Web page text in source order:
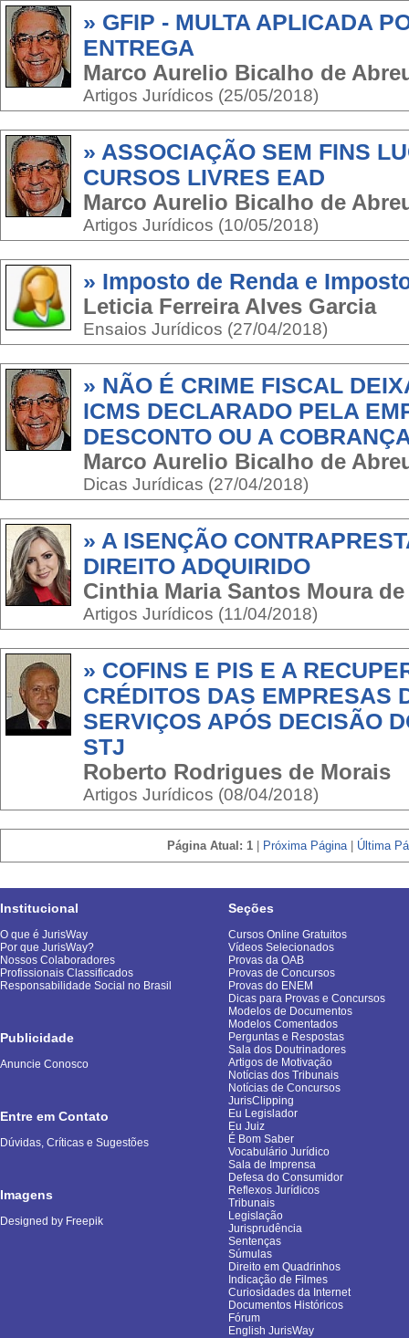
» GFIP - MULTA APLICADA
ENTREGA
Marco Aurelio Bicalho de
Artigos Jurídicos (25/05/2018)
» ASSOCIAÇÃO SEM FINS
CURSOS LIVRES EAD
Marco Aurelio Bicalho de
Artigos Jurídicos (10/05/2018)
» Imposto de Renda e
Leticia Ferreira Alves Garcia
Ensaios Jurídicos (27/04/2018)
» NÃO É CRIME FISCAL
ICMS DECLARADO PELA
DESCONTO OU A
Marco Aurelio Bicalho de
Dicas Jurídicas (27/04/2018)
» A ISENÇÃO
DIREITO ADQUIRIDO
Cinthia Maria Santos Moura
Artigos Jurídicos (11/04/2018)
» COFINS E PIS E A
CRÉDITOS DAS EMPRESAS
SERVIÇOS APÓS DECISÃO
STJ
Roberto Rodrigues de Morais
Artigos Jurídicos (08/04/2018)
Página Atual: 1 | Próxima Página | Última
Institucional
O que é JurisWay
Por que JurisWay?
Nossos Colaboradores
Profissionais Classificados
Responsabilidade Social no Brasil
Publicidade
Anuncie Conosco
Entre em Contato
Dúvidas, Críticas e Sugestões
Imagens
Designed by Freepik
Seções
Cursos Online Gratuitos
Vídeos Selecionados
Provas da OAB
Provas de Concursos
Provas do ENEM
Dicas para Provas e Concursos
Modelos de Documentos
Modelos Comentados
Perguntas e Respostas
Sala dos Doutrinadores
Artigos de Motivação
Notícias dos Tribunais
Notícias de Concursos
JurisClipping
Eu Legislador
Eu Juiz
É Bom Saber
Vocabulário Jurídico
Sala de Imprensa
Defesa do Consumidor
Reflexos Jurídicos
Tribunais
Legislação
Jurisprudência
Sentenças
Súmulas
Direito em Quadrinhos
Indicação de Filmes
Curiosidades da Internet
Documentos Históricos
Fórum
English JurisWay